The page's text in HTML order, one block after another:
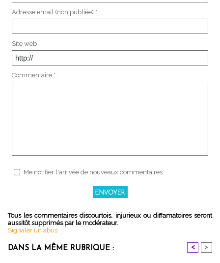
Adresse email (non publiée) * :
Site web :
Commentaire * :
Me notifier l'arrivée de nouveaux commentaires
Tous les commentaires discourtois, injurieux ou diffamatoires seront
aussitôt supprimés par le modérateur.
Signaler un abus
DANS LA MÊME RUBRIQUE : < >